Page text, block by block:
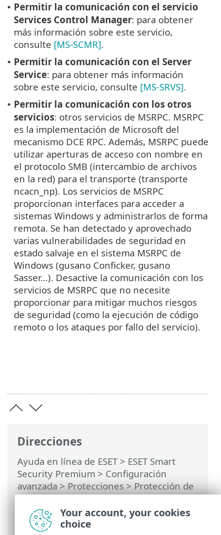
Direcciones
Ayuda en línea de ESET> ESET Smart
Security Premium > Configuración
avanzada>Protecciones>Protección de
acceso a la red>Protección contra los
ataques de red (IDS)> Opciones
avanzadas
• Permitir la comunicación con el servicio
Services Control Manager: para obtener
más información sobre este servicio,
consulte [MS-SCMR].
• Permitir la comunicación con el Server
Service: para obtener más información
sobre este servicio, consulte [MS-SRVS].
• Permitir la comunicación con los otros
servicios: otros servicios de MSRPC. MSRPC
es la implementación de Microsoft del
mecanismo DCE RPC. Además, MSRPC puede
utilizar aperturas de acceso con nombre en
el protocolo SMB (intercambio de archivos
en la red) para el transporte (transporte
ncacn_np). Los servicios de MSRPC
proporcionan interfaces para acceder a
sistemas Windows y administrarlos de forma
remota. Se han detectado y aprovechado
varias vulnerabilidades de seguridad en
estado salvaje en el sistema MSRPC de
Windows (gusano Conficker, gusano
Sasser…). Desactive la comunicación con los
servicios de MSRPC que no necesite
proporcionar para mitigar muchos riesgos
de seguridad (como la ejecución de código
remoto o los ataques por fallo del servicio).
Your account, your cookies
choice